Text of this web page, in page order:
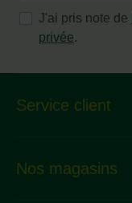
J'ai pris note de
privée.
Service client
Nos magasins